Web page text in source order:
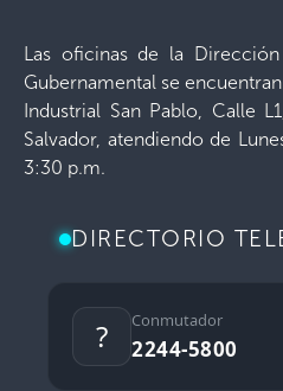
Las oficinas de la
Gubernamental se
Industrial San Pablo, Calle
Salvador, atendiendo de
3:30 p.m.
DIRECTORIO
? Conmutador
2244-5800